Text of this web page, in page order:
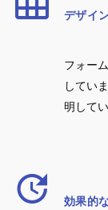
デザイ
フォー
してい
明してい
効果的